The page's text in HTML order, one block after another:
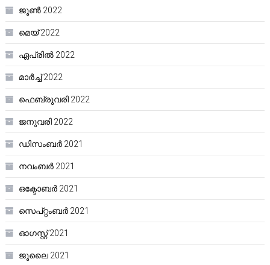
ജൂൺ 2022
മെയ്‌ 2022
ഏപ്രിൽ 2022
മാർച്ച്‌ 2022
ഫെബ്രുവരി 2022
ജനുവരി 2022
ഡിസംബർ 2021
നവംബർ 2021
ഒക്ടോബർ 2021
സെപ്റ്റംബർ 2021
ഓഗസ്റ്റ്‌ 2021
ജൂലൈ 2021